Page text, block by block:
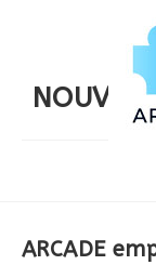
ARCADE